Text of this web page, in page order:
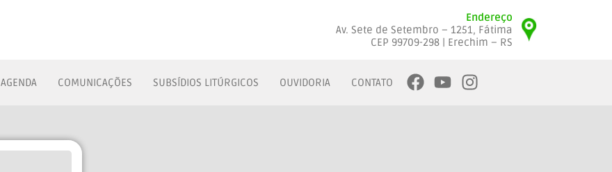
Endereço
Av. Sete de Setembro – 1251, Fátima
CEP 99709-298 | Erechim – RS
AGENDA COMUNICAÇÕES SUBSÍDIOS LITÚRGICOS OUVIDORIA CONTATO